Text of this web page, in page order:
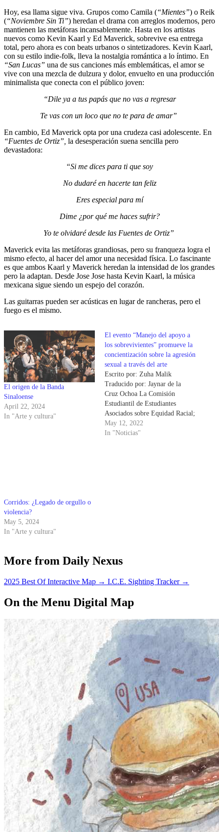
Hoy, esa llama sigue viva. Grupos como Camila (“Mientes”) o Reik
(“Noviembre Sin Ti”) heredan el drama con arreglos modernos, pero
mantienen las metáforas incansablemente. Hasta en los artistas
nuevos como Kevin Kaarl y Ed Maverick, sobrevive esa entrega
total, pero ahora es con beats urbanos o sintetizadores. Kevin Kaarl,
con su estilo indie-folk, lleva la nostalgia romántica a lo íntimo. En
“San Lucas” una de sus canciones más emblemáticas, el amor se
vive con una mezcla de dulzura y dolor, envuelto en una producción
minimalista que conecta con el público joven:
“Dile ya a tus papás que no vas a regresar
Te vas con un loco que no te para de amar”
En cambio, Ed Maverick opta por una crudeza casi adolescente. En
“Fuentes de Ortiz”, la desesperación suena sencilla pero
devastadora:
“Si me dices para ti que soy
No dudaré en hacerte tan feliz
Eres especial para mí
Dime ¿por qué me haces sufrir?
Yo te olvidaré desde las Fuentes de Ortiz”
Maverick evita las metáforas grandiosas, pero su franqueza logra el
mismo efecto, al hacer del amor una necesidad física. Lo fascinante
es que ambos Kaarl y Maverick heredan la intensidad de los grandes
pero la adaptan. Desde Jose Jose hasta Kevin Kaarl, la música
mexicana sigue siendo un espejo del corazón.
Las guitarras pueden ser acústicas en lugar de rancheras, pero el
fuego es el mismo.
El origen de la Banda
Sinaloense
April 22, 2024
In "Arte y cultura"
El evento “Manejo del apoyo a
los sobrevivientes” promueve la
concientización sobre la agresión
sexual a través del arte
Escrito por: Zuha Malik
Traducido por: Jaynar de la
Cruz Ochoa La Comisión
Estudiantil de Estudiantes
Asociados sobre Equidad Racial;
Promoción, Recursos y
Educación del campus de UC
May 12, 2022
In "Noticias"
Corridos: ¿Legado de orgullo o
violencia?
May 5, 2024
In "Arte y cultura"
More from Daily Nexus
2025 Best Of Interactive Map → I.C.E. Sighting Tracker →
On the Menu Digital Map